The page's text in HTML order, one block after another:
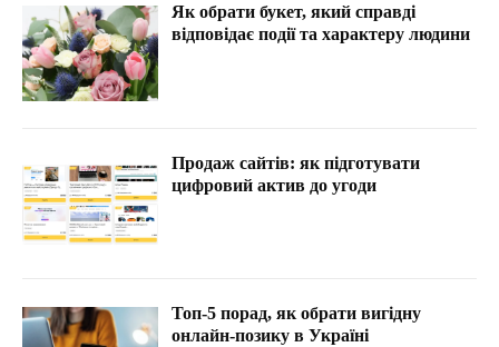
Як обрати букет, який справді
відповідає події та характеру людини
Продаж сайтів: як підготувати
цифровий актив до угоди
Топ-5 порад, як обрати вигідну
онлайн-позику в Україні